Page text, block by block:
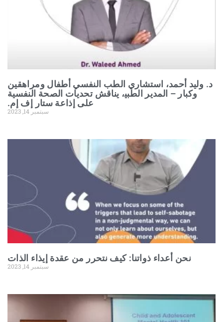
د.‌‌ وليد أحمد، استشاري الطب النفسي‌‌ ‌‌أطفال ومراهقين
وكبار‌‌ ‌‌–‌‌ المدير الطبي‍‍، يناقش تحديات الصحة النفسية
على إذاعة ستار‌‌ إف‌‌ إم.‌
سبتمبر 14, 2023
نحن‌‌ ‌‌أعدا‍‍ء‌‌ ذواتنا‌‌: كيف نتحرر‌‌ من عقدة إيذاء الذات‌
سبتمبر 14, 2023